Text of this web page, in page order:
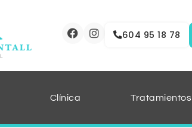
604 95 18 78
Clínica Tratamientos